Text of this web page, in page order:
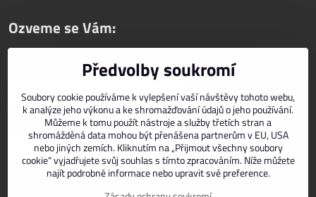
Ozveme se Vám:
Předvolby soukromí
Soubory cookie používáme k vylepšení vaší návštěvy tohoto webu,
k analýze jeho výkonu a ke shromažďování údajů o jeho používání.
Můžeme k tomu použít nástroje a služby třetích stran a
shromážděná data mohou být přenášena partnerům v EU, USA
nebo jiných zemích. Kliknutím na „Přijmout všechny soubory
cookie“ vyjadřujete svůj souhlas s tímto zpracováním. Níže můžete
najít podrobné informace nebo upravit své preference.